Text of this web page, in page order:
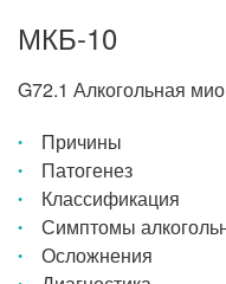
МКБ-10
G72.1 Алкогольная
Причины
Патогенез
Классификация
Симптомы
Осложнения